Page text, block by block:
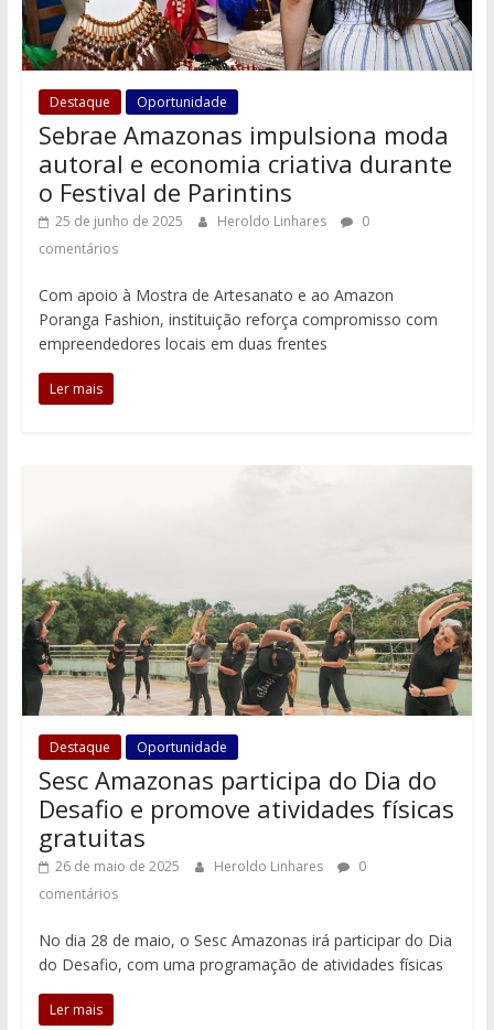
Destaque Oportunidade
Sebrae Amazonas impulsiona moda
autoral e economia criativa durante
o Festival de Parintins
25 de junho de 2025 Heroldo Linhares
0
comentários
Com apoio à Mostra de Artesanato e ao Amazon
Poranga Fashion, instituição reforça compromisso com
empreendedores locais em duas frentes
Ler mais
Destaque Oportunidade
Sesc Amazonas participa do Dia do
Desafio e promove atividades físicas
gratuitas
26 de maio de 2025 Heroldo Linhares
0
comentários
No dia 28 de maio, o Sesc Amazonas irá participar do Dia
do Desafio, com uma programação de atividades físicas
Ler mais